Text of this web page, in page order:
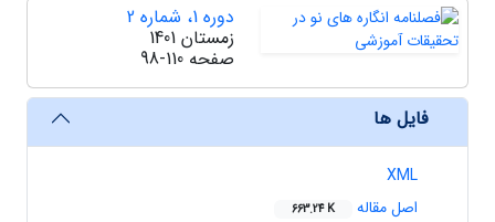
دوره 1، شماره 2
زمستان 1401
صفحه 98-110
فایل ها
XML
اصل مقاله
663.24 K